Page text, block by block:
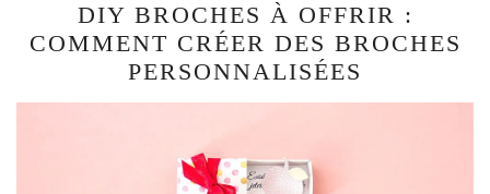
DIY BROCHES À OFFRIR :
COMMENT CRÉER DES BROCHES
PERSONNALISÉES